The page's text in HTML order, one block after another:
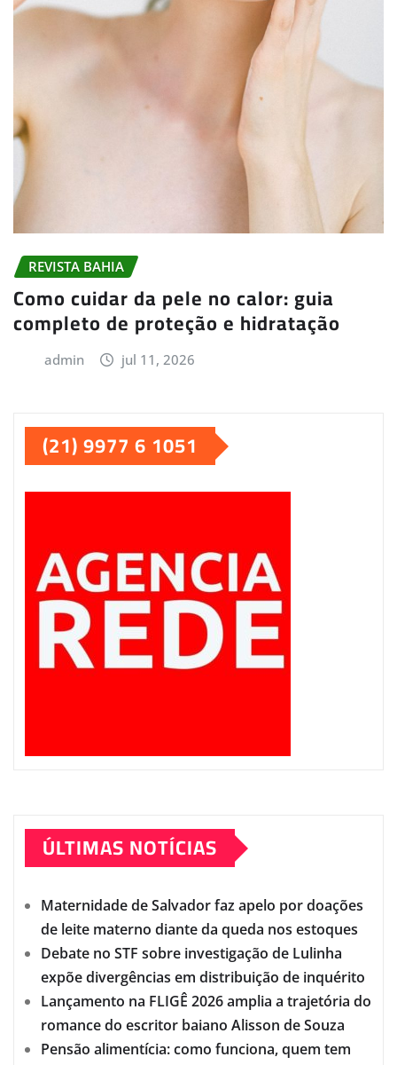
REVISTA BAHIA
Como cuidar da pele no calor: guia
completo de proteção e hidratação
admin jul 11, 2026
(21) 9977 6 1051
ÚLTIMAS NOTÍCIAS
Maternidade de Salvador faz apelo por doações
de leite materno diante da queda nos estoques
Debate no STF sobre investigação de Lulinha
expõe divergências em distribuição de inquérito
Lançamento na FLIGÊ 2026 amplia a trajetória do
romance do escritor baiano Alisson de Souza
Pensão alimentícia: como funciona, quem tem